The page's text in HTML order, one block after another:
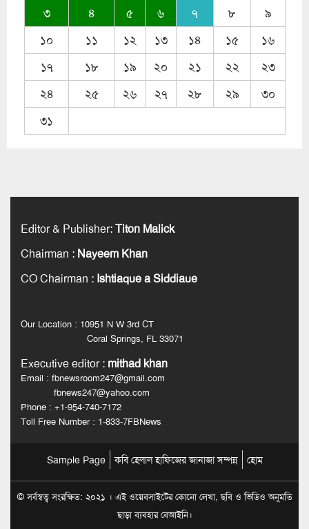
৩
৪ ৫ ৬ ৭ ৮
৯
১০
১১ ১২ ১৩ ১৪ ১৫
১৬
১৭
১৮ ১৯ ২০ ২১ ২২
২৩
২৪
২৫ ২৬ ২৭ ২৮ ২৯
৩০
৩১
Editor & Publisher:Titon Malick
Chairman : Nayeem Khan
CO Chairman : Ishtiaque a Siddiaue
Our Location : 10951 N W 3rd CT
Coral Springs, FL 33071
Executive editor: mithad khan
Email : fbnewsroom247@gmail.com
fbnews247@yahoo.com
Phone : +1-954-740-7172
Toll Free Number : 1-833-7FBNews
Sample Page কবি হেলাল হাফিজের জানাজা সম্পন্ন হোম
© সর্বস্বত্ব সংরক্ষিত: ২০২১ । এই ওয়েবসাইটের কোনো লেখা, ছবি ও ভিডিও অনুমতি
ছাড়া ব্যবহার বেআইনি।